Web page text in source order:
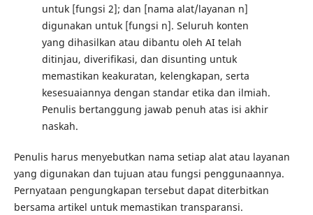
untuk [fungsi 2]; dan [nama alat/layanan n]
digunakan untuk [fungsi n]. Seluruh konten
yang dihasilkan atau dibantu oleh AI telah
ditinjau, diverifikasi, dan disunting untuk
memastikan keakuratan, kelengkapan, serta
kesesuaiannya dengan standar etika dan ilmiah.
Penulis bertanggung jawab penuh atas isi akhir
naskah.
Penulis harus menyebutkan nama setiap alat atau layanan
yang digunakan dan tujuan atau fungsi penggunaannya.
Pernyataan pengungkapan tersebut dapat diterbitkan
bersama artikel untuk memastikan transparansi.